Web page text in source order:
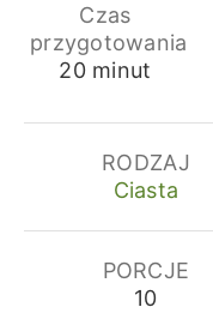
Czas
przygotowania
20minuty
minut
RODZAJ
Ciasta
PORCJE
10